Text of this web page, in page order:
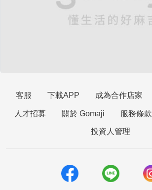
客服 下載APP 成為合作店家
人才招募 關於 Gomaji 服務條款
投資人管理